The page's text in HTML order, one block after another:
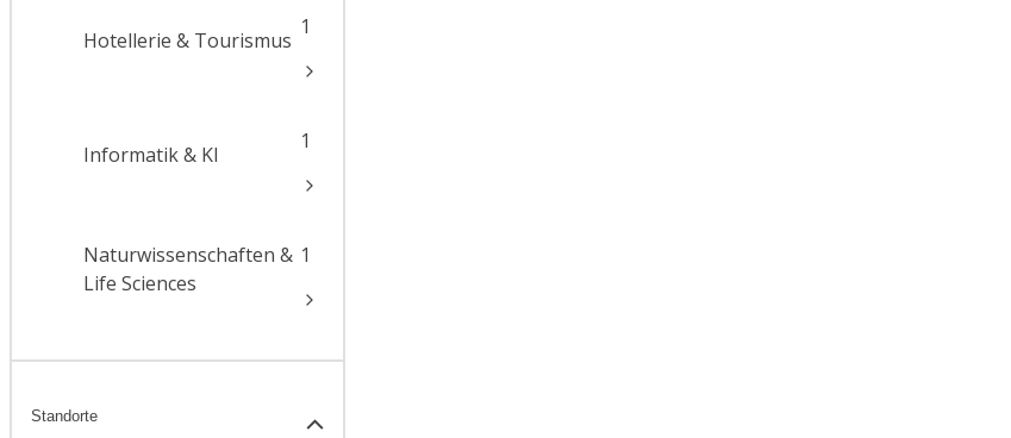
Hotellerie & Tourismus
1
Informatik & KI
1
Naturwissenschaften &
Life Sciences
1
Standorte